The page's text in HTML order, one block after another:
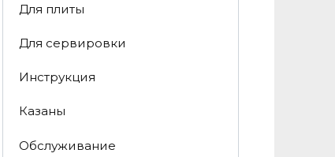
Для плиты
Для сервировки
Инструкция
Казаны
Обслуживание